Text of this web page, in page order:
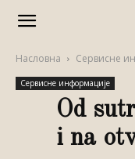
Насловна Сервисне
Сервисне информације
Od
i na